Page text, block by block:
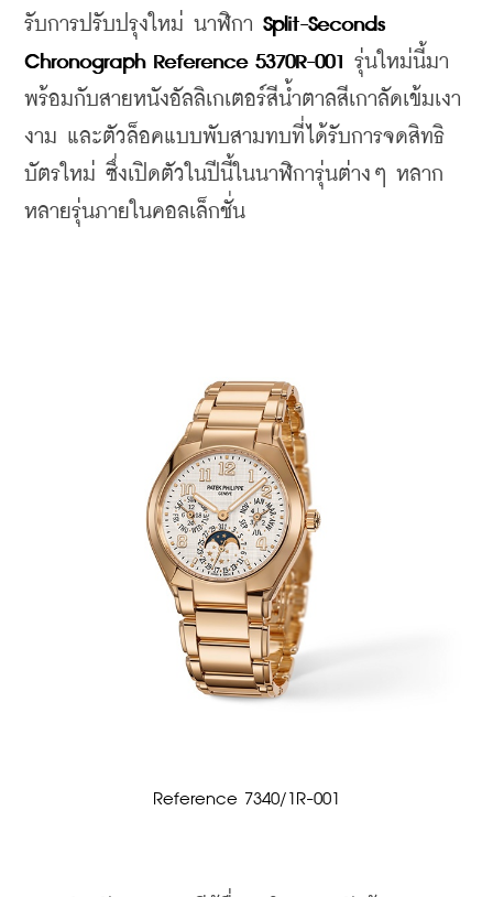
รับการปรับปรุงใหม่ นาฬิกา Split-Seconds
Chronograph Reference 5370R-001 รุ่นใหม่นี้มา
พร้อมกับสายหนังอัลลิเกเตอร์สีน้ำตาลสีเกาลัดเข้มเงา
งาม และตัวล็อคแบบพับสามทบที่ได้รับการจดสิทธิ
บัตรใหม่ ซึ่งเปิดตัวในปีนี้ในนาฬิการุ่นต่างๆ หลาก
หลายรุ่นภายในคอลเล็กชั่น
Reference 7340/1R-001